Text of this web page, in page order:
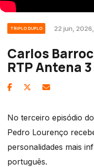
TRIPLO DUPLO 22 jun, 2026,
Carlos
RTP Antena 3
No terceiro episódio
Pedro Lourenço
personalidades mais
português.